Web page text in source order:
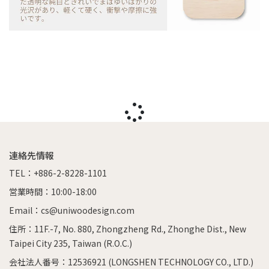
連絡先情報
TEL：+886-2-8228-1101
営業時間：10:00-18:00
Email：cs@uniwoodesign.com
住所：11F.-7, No. 880, Zhongzheng Rd., Zhonghe Dist., New
Taipei City 235, Taiwan (R.O.C.)
会社法人番号：12536921 (LONGSHEN TECHNOLOGY CO., LTD.)